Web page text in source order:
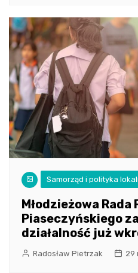
Samorząd i polityka
Młodzieżowa Rada
Piaseczyńskiego
działalność już
Radosław Pietrzak 29